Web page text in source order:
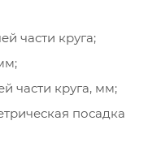
части круга;
части круга, мм;
посадка